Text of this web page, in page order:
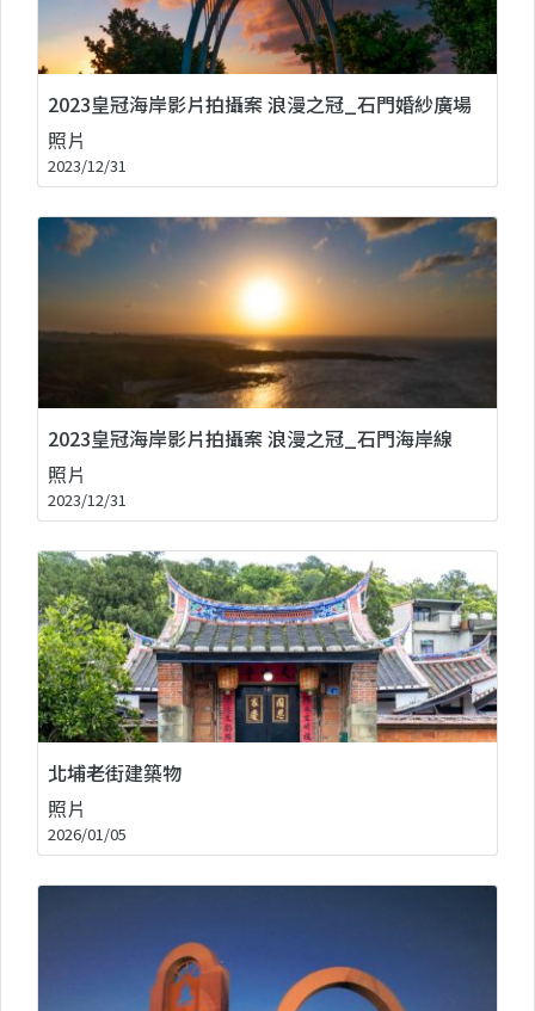
2023皇冠海岸影片拍攝案 浪漫之冠_石門婚紗廣場
照片
2023/12/31
2023皇冠海岸影片拍攝案 浪漫之冠_石門海岸線
照片
2023/12/31
北埔老街建築物
照片
2026/01/05